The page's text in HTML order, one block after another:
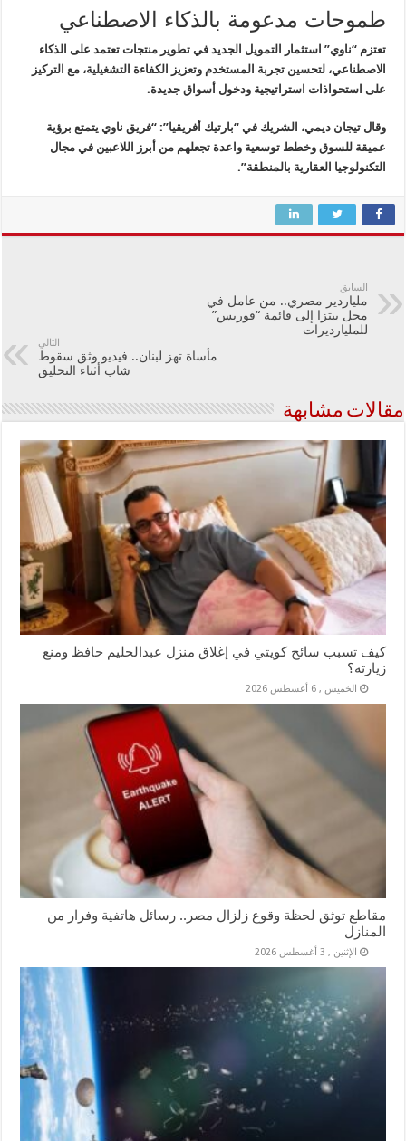
طموحات مدعومة بالذكاء الاصطناعي
تعتزم “ناوي” استثمار التمويل الجديد في تطوير منتجات تعتمد على الذكاء
الاصطناعي، لتحسين تجربة المستخدم وتعزيز الكفاءة التشغيلية، مع التركيز
على استحواذات استراتيجية ودخول أسواق جديدة.
وقال تيجان ديمي، الشريك في “بارتيك أفريقيا”: “فريق ناوي يتمتع برؤية
عميقة للسوق وخطط توسعية واعدة تجعلهم من أبرز اللاعبين في مجال
التكنولوجيا العقارية بالمنطقة”.
السابق
ملياردير مصري.. من عامل في
محل بيتزا إلى قائمة “فوربس”
للمليارديرات
التالي
مأساة تهز لبنان.. فيديو وثق سقوط
شاب أثناء التحليق
مقالات مشابهة
كيف تسبب سائح كويتي في إغلاق منزل عبدالحليم حافظ ومنع
زيارته؟
الخميس , 6 أغسطس 2026
مقاطع توثق لحظة وقوع زلزال مصر.. رسائل هاتفية وفرار من
المنازل
الإثنين , 3 أغسطس 2026